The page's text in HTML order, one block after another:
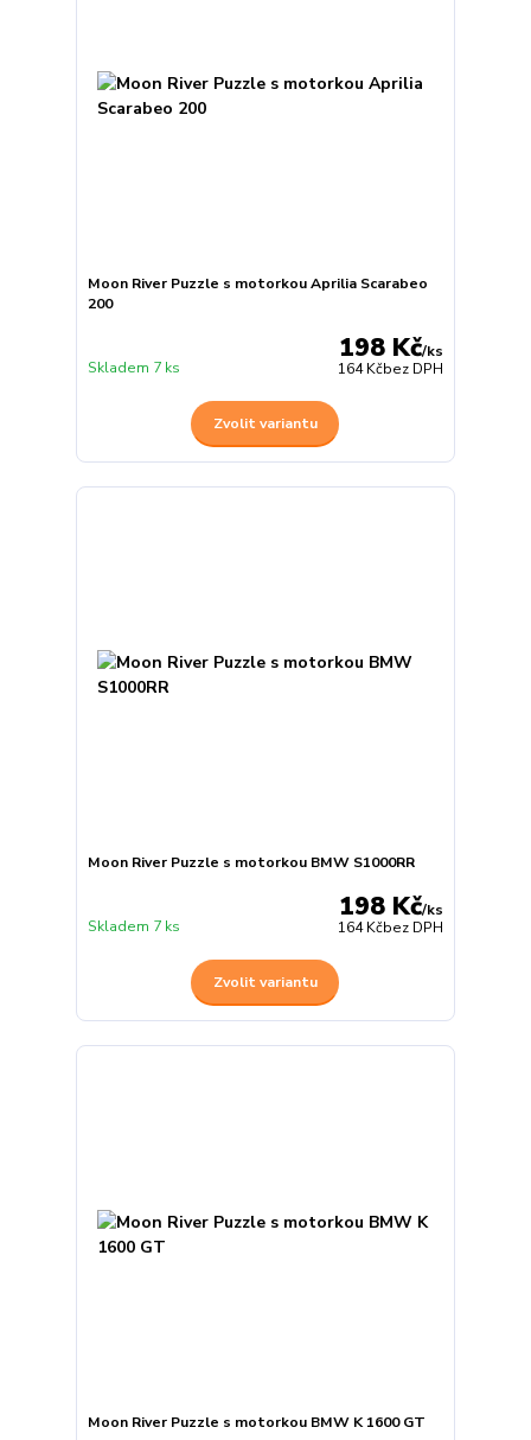
Moon River Puzzle s motorkou Aprilia Scarabeo
200
198 Kč/ks
164 Kčbez DPH
Skladem 7 ks
Zvolit variantu
Moon River Puzzle s motorkou BMW S1000RR
198 Kč/ks
164 Kčbez DPH
Skladem 7 ks
Zvolit variantu
Moon River Puzzle s motorkou BMW K 1600 GT